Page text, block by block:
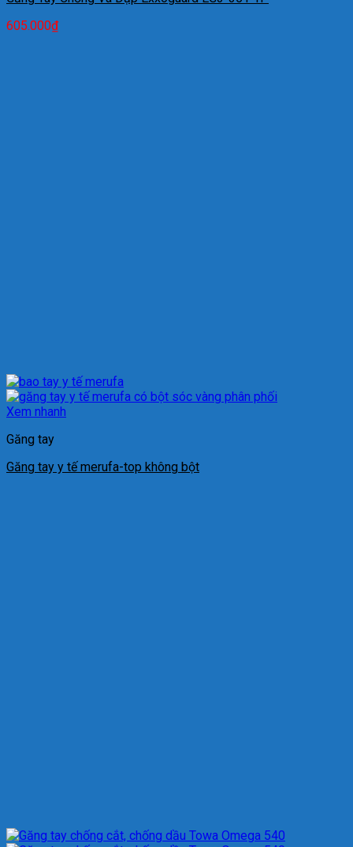
605.000₫
Xem nhanh
Găng tay
Găng tay y tế merufa-top không bột